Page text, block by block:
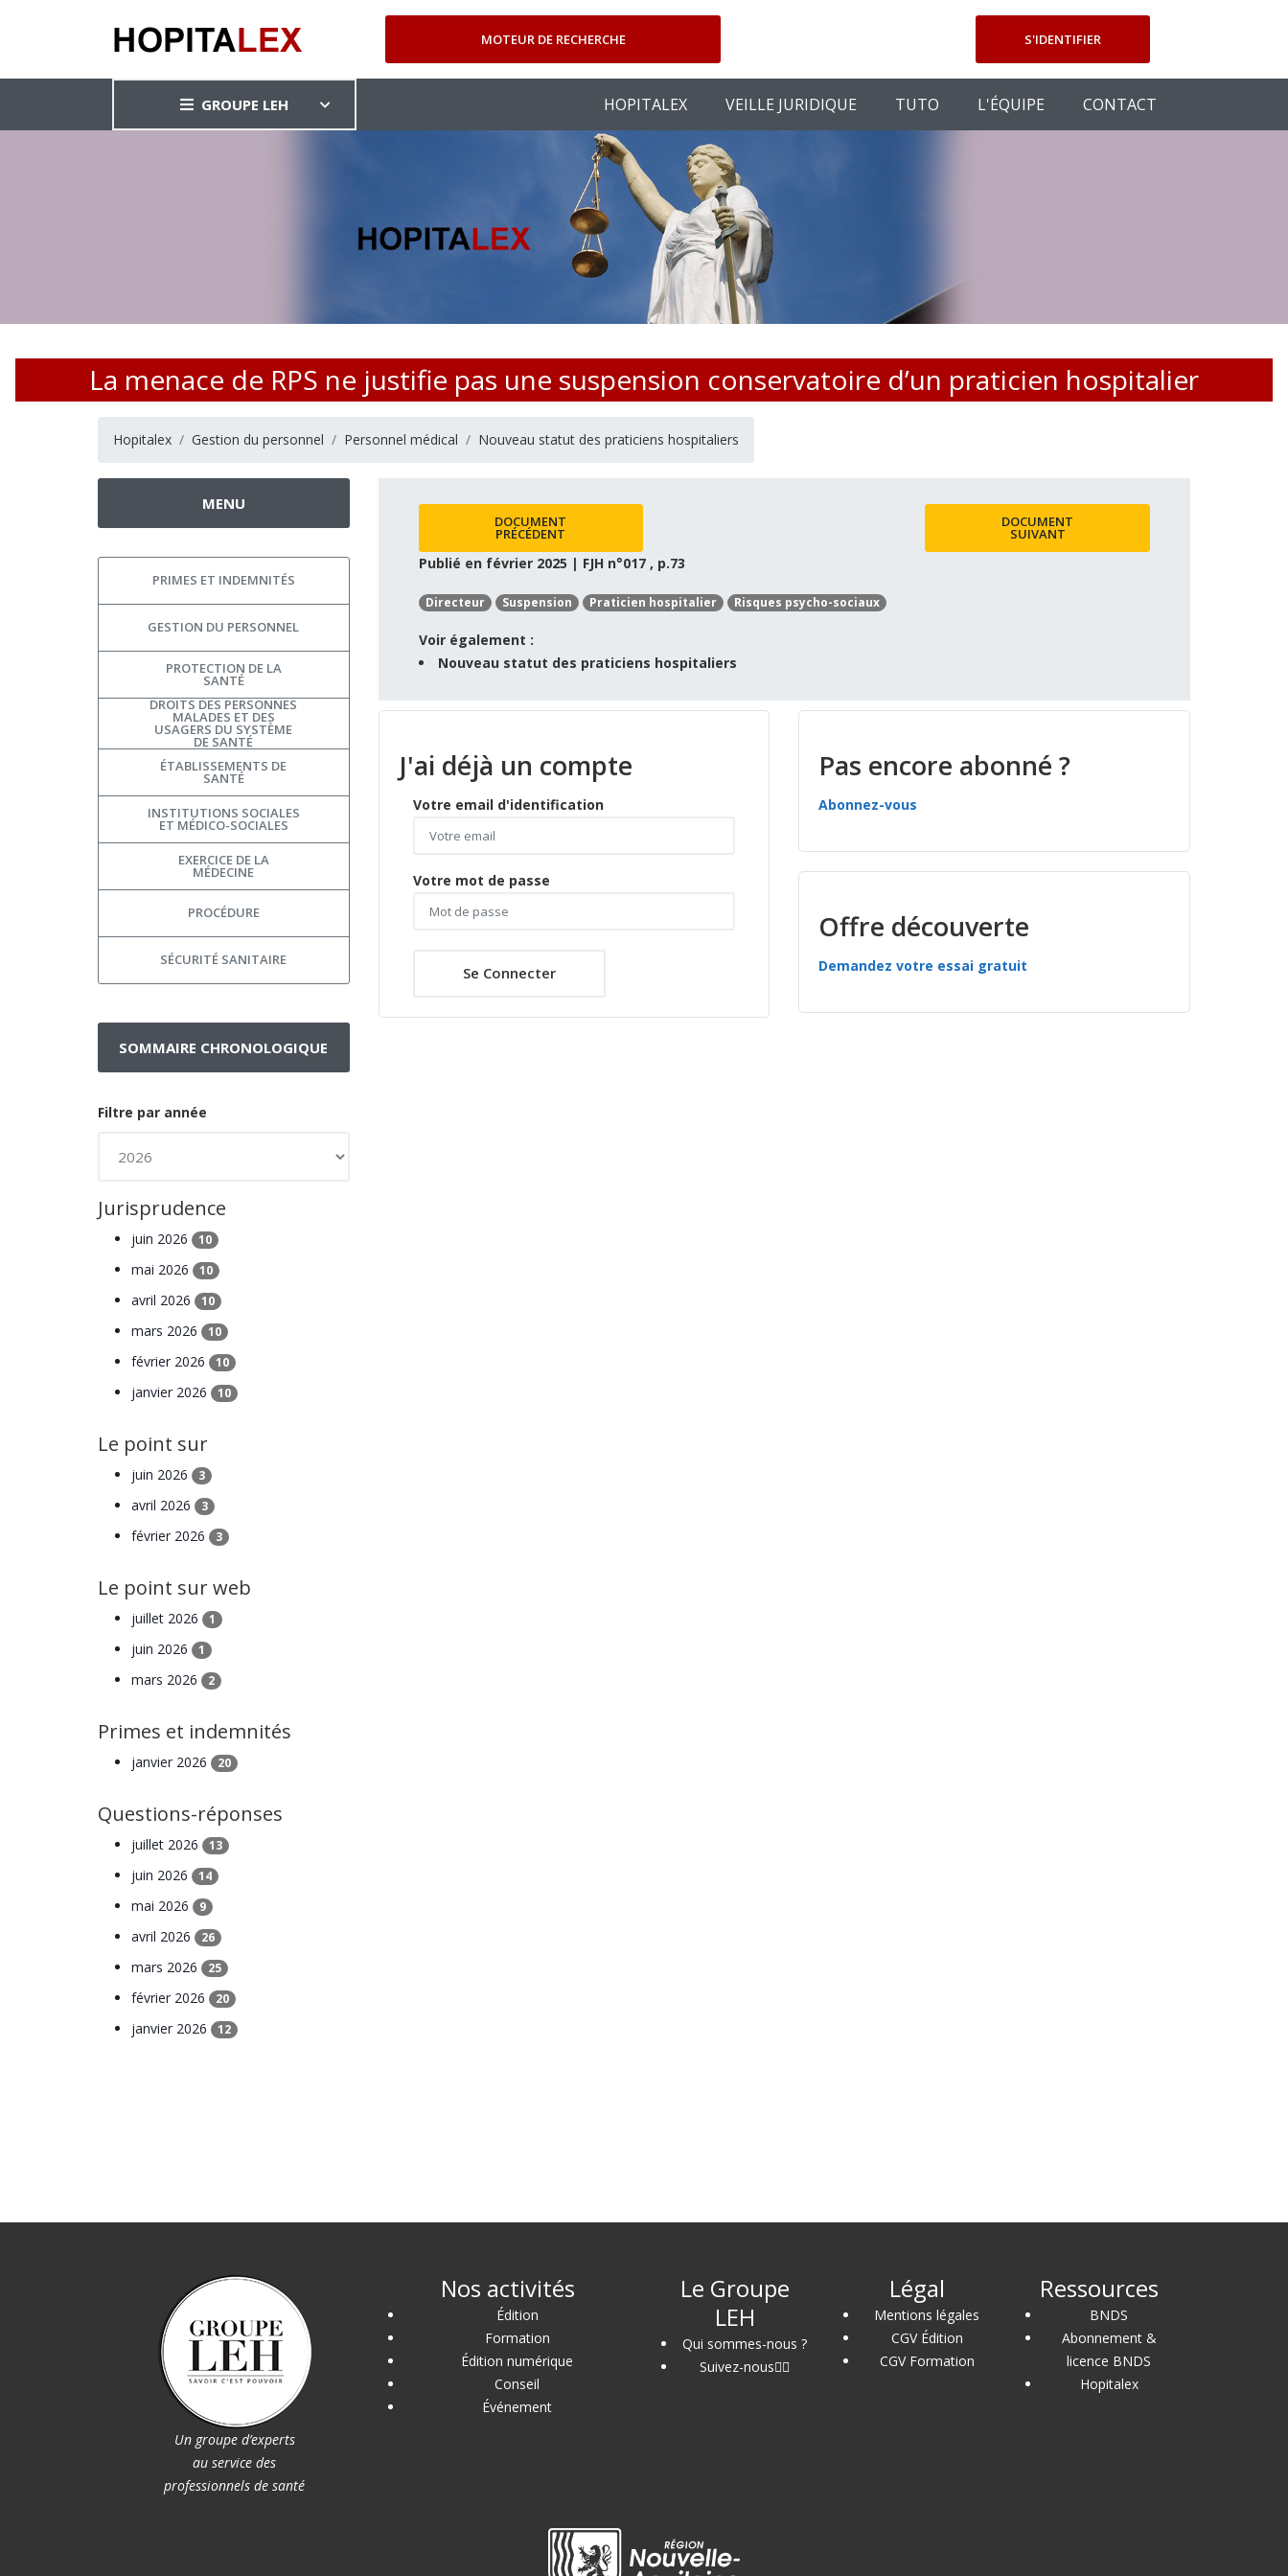
MOTEUR DE RECHERCHE S'IDENTIFIER
GROUPE LEH HOPITALEX VEILLE JURIDIQUE TUTO L'ÉQUIPE CONTACT
La menace de RPS ne justifie pas une suspension conservatoire d’un praticien hospitalier
Hopitalex Gestion du personnel Personnel médical Nouveau statut des praticiens hospitaliers
DOCUMENT
PRÉCÉDENT
DOCUMENT
SUIVANT
Publié en février 2025 | FJH n°017 , p.73
Directeur Suspension Praticien hospitalier Risques psycho-sociaux
Voir également :
Nouveau statut des praticiens hospitaliers
J'ai déjà un compte
Votre email d'identification
Votre mot de passe
Se Connecter
Pas encore abonné ?
Abonnez-vous
Offre découverte
Demandez votre essai gratuit
MENU
PRIMES ET INDEMNITÉS
GESTION DU PERSONNEL
PROTECTION DE LA
SANTÉ
DROITS DES PERSONNES
MALADES ET DES
USAGERS DU SYSTÈME
DE SANTÉ
ÉTABLISSEMENTS DE
SANTÉ
INSTITUTIONS SOCIALES
ET MÉDICO-SOCIALES
EXERCICE DE LA
MÉDECINE
PROCÉDURE
SÉCURITÉ SANITAIRE
SOMMAIRE CHRONOLOGIQUE
Filtre par année
Jurisprudence
juin 2026 10
mai 2026 10
avril 2026 10
mars 2026 10
février 2026 10
janvier 2026 10
Le point sur
juin 2026 3
avril 2026 3
février 2026 3
Le point sur web
juillet 2026 1
juin 2026 1
mars 2026 2
Primes et indemnités
janvier 2026 20
Questions-réponses
juillet 2026 13
juin 2026 14
mai 2026 9
avril 2026 26
mars 2026 25
février 2026 20
janvier 2026 12
Un groupe d’experts
au service des
professionnels de santé
Nos activités
Édition
Formation
Édition numérique
Conseil
Événement
Le Groupe
LEH
Qui sommes-nous ?
Suivez-nous
Légal
Mentions légales
CGV Édition
CGV Formation
Ressources
BNDS
Abonnement &
licence BNDS
Hopitalex